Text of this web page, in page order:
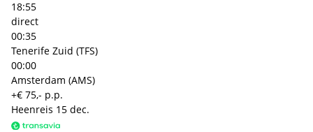
18:55
direct
00:35
Tenerife Zuid (TFS)
00:00
Amsterdam (AMS)
+€ 75,- p.p.
Heenreis 15 dec.